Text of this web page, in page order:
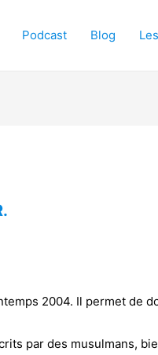
Podcast Blog
2004. Il permet de
par des musulmans, bien